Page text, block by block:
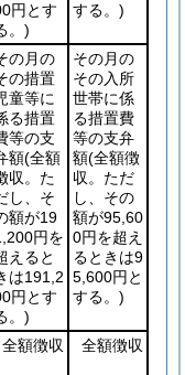
円とす
。)
する。)
の月の
の措置
童等に
る措置
等の支
額(全額
収。た
し、そ
額が19
円を
えると
は191,2
円とす
。)
その月の
その入所
世帯に係
る措置費
等の支弁
額(全額徴
収。ただ
し、その
額が95,60
0円を超え
るときは9
5,600円と
する。)
全額徴収 全額徴収